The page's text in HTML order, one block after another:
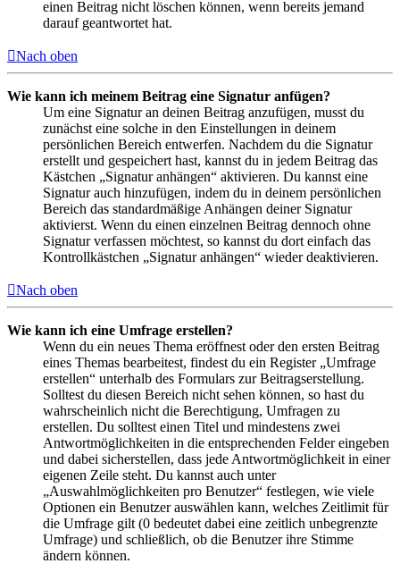
einen Beitrag nicht löschen können, wenn bereits jemand
darauf geantwortet hat.
Nach oben
Wie kann ich meinem Beitrag eine Signatur anfügen?
Um eine Signatur an deinen Beitrag anzufügen, musst du
zunächst eine solche in den Einstellungen in deinem
persönlichen Bereich entwerfen. Nachdem du die Signatur
erstellt und gespeichert hast, kannst du in jedem Beitrag das
Kästchen „Signatur anhängen“ aktivieren. Du kannst eine
Signatur auch hinzufügen, indem du in deinem persönlichen
Bereich das standardmäßige Anhängen deiner Signatur
aktivierst. Wenn du einen einzelnen Beitrag dennoch ohne
Signatur verfassen möchtest, so kannst du dort einfach das
Kontrollkästchen „Signatur anhängen“ wieder deaktivieren.
Nach oben
Wie kann ich eine Umfrage erstellen?
Wenn du ein neues Thema eröffnest oder den ersten Beitrag
eines Themas bearbeitest, findest du ein Register „Umfrage
erstellen“ unterhalb des Formulars zur Beitragserstellung.
Solltest du diesen Bereich nicht sehen können, so hast du
wahrscheinlich nicht die Berechtigung, Umfragen zu
erstellen. Du solltest einen Titel und mindestens zwei
Antwortmöglichkeiten in die entsprechenden Felder eingeben
und dabei sicherstellen, dass jede Antwortmöglichkeit in einer
eigenen Zeile steht. Du kannst auch unter
„Auswahlmöglichkeiten pro Benutzer“ festlegen, wie viele
Optionen ein Benutzer auswählen kann, welches Zeitlimit für
die Umfrage gilt (0 bedeutet dabei eine zeitlich unbegrenzte
Umfrage) und schließlich, ob die Benutzer ihre Stimme
ändern können.